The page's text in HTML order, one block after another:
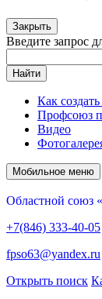
Закрыть
Введите запрос
Найти
Как
Профсоюз
Видео
Мобильное меню
Областной союз
+7(846) 333-40-05
fpso63@yandex.ru
Открыть поиск